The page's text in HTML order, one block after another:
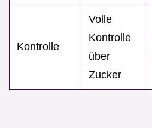
Kontrolle
Volle
Kontrolle
über
Zucker